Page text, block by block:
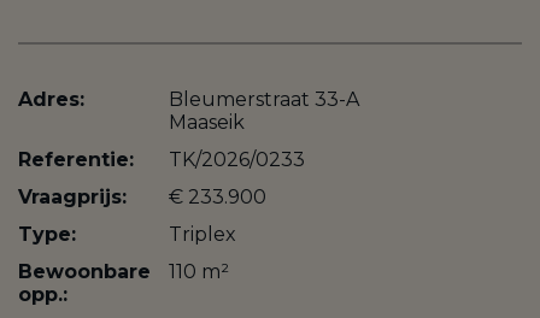
Adres:
Bleumerstraat 33-A
Maaseik
Referentie:
TK/2026/0233
Vraagprijs:
€ 233.900
Type:
Triplex
Bewoonbare
opp.:
110 m²